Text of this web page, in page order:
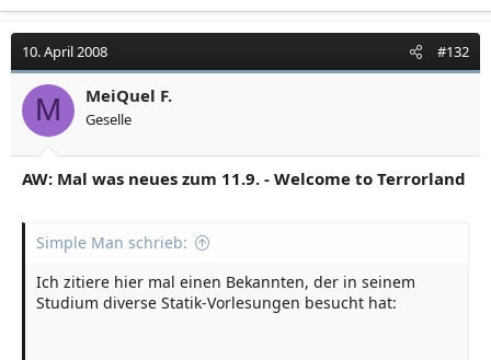
10. April 2008 #132
M MeiQuel F.
Geselle
AW: Mal was neues zum 11.9. - Welcome to Terrorland
Simple Man schrieb:
Ich zitiere hier mal einen Bekannten, der in seinem
Studium diverse Statik-Vorlesungen besucht hat: